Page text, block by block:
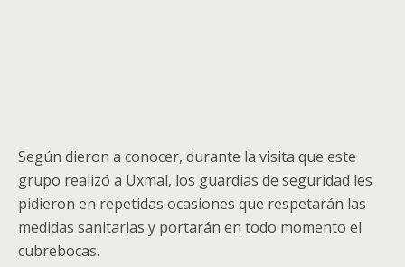
Según dieron a conocer, durante la visita que este
grupo realizó a Uxmal, los guardias de seguridad les
pidieron en repetidas ocasiones que respetarán las
medidas sanitarias y portarán en todo momento el
cubrebocas.